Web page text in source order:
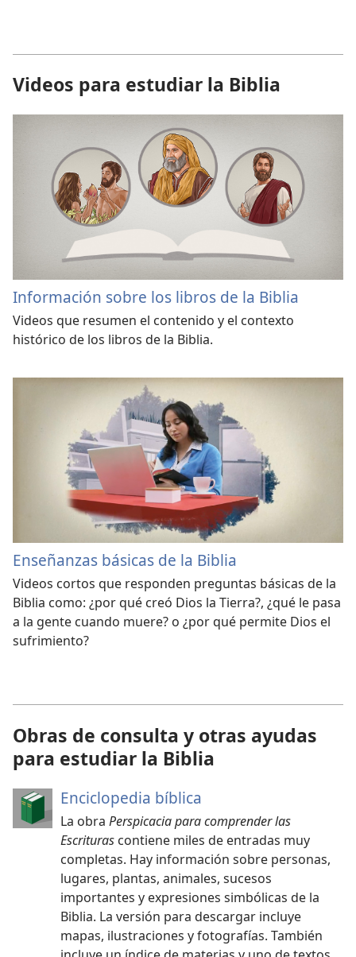
Videos para estudiar la Biblia
Información sobre los libros de la Biblia
Videos que resumen el contenido y el contexto
histórico de los libros de la Biblia.
Enseñanzas básicas de la Biblia
Videos cortos que responden preguntas básicas de la
Biblia como: ¿por qué creó Dios la Tierra?, ¿qué le pasa
a la gente cuando muere? o ¿por qué permite Dios el
sufrimiento?
Obras de consulta y otras ayudas
para estudiar la Biblia
Enciclopedia bíblica
La obra Perspicacia para comprender las
Escrituras contiene miles de entradas muy
completas. Hay información sobre personas,
lugares, plantas, animales, sucesos
importantes y expresiones simbólicas de la
Biblia. La versión para descargar incluye
mapas, ilustraciones y fotografías. También